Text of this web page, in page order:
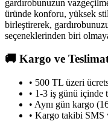
gardırobunuzun
üründe konforu, yüksek
birleştirerek,
seçeneklerinden biri
🚚 Kargo ve
• 500 TL üzeri
• 1-3 iş günü içinde
• Aynı gün kargo
• Kargo takibi SMS